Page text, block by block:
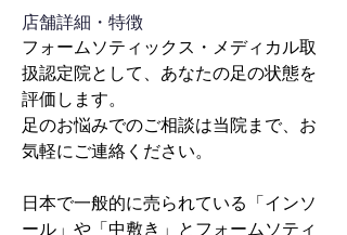
​店舗詳細・特徴
フォームソティックス・メディカル取
扱認定院として、あなたの足の状態を
評価します。
足のお悩みでのご相談は当院まで、お
気軽にご連絡ください。
日本で一般的に売られている「インソ
ール」や「中敷き」とフォームソティ